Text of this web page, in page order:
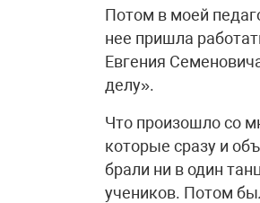
Потом в моей
нее пришла
Евгения
делу».
Что произошло со
которые сразу и
брали ни в один
учеников. Потом